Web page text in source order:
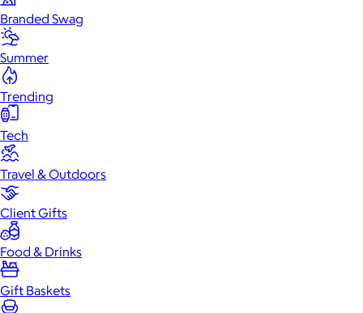
Branded Swag
Summer
Trending
Tech
Travel & Outdoors
Client Gifts
Food & Drinks
Gift Baskets